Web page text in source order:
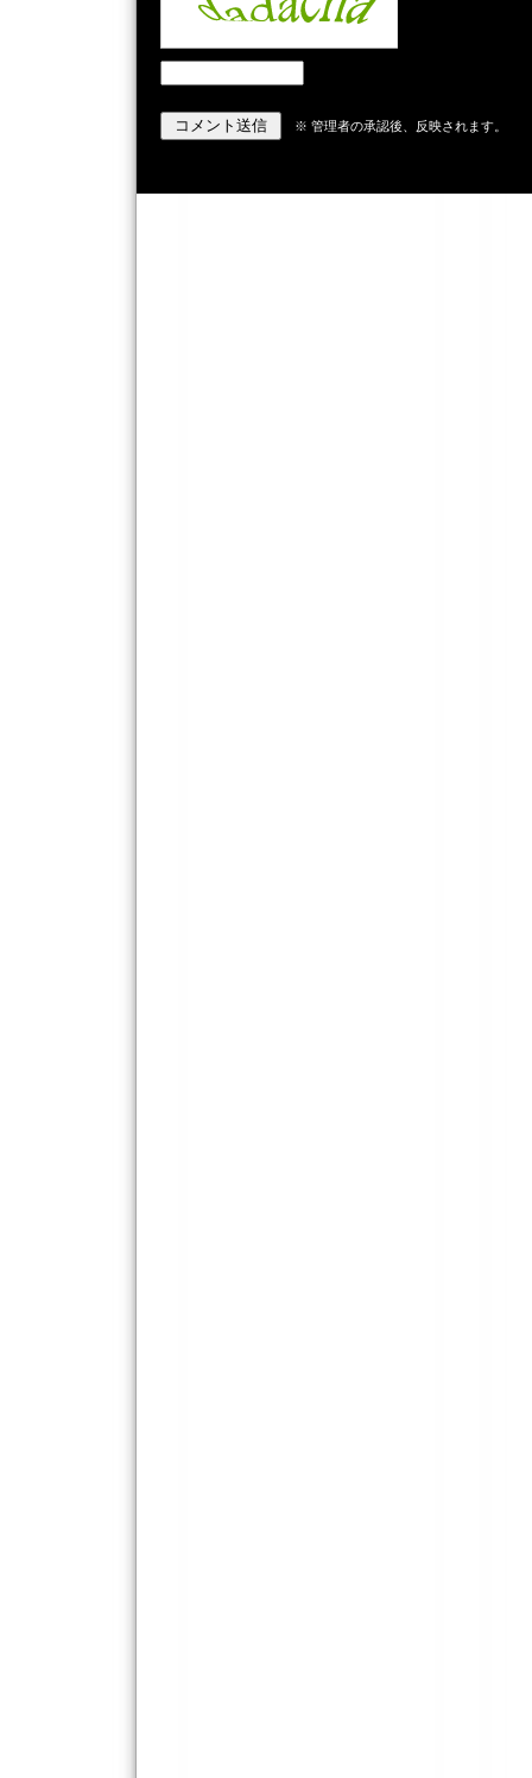
※ 管理者の承認後、反映されます。